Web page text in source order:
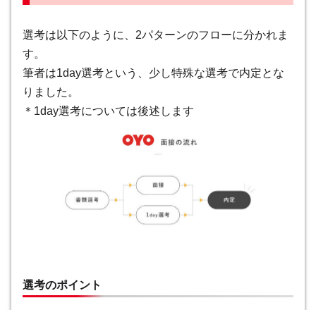
選考は以下のように、2パターンのフローに分かれま
す。
筆者は1day選考という、少し特殊な選考で内定とな
りました。
＊1day選考については後述します
選考のポイント